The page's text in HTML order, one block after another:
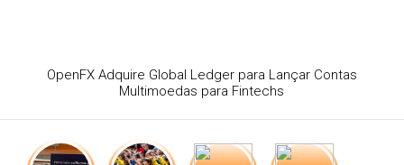
Projeto Infância Cidadã vai
1.200 criança em agosto